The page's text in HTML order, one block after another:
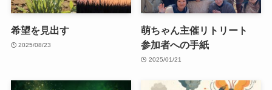
希望を見出す
2025/08/23
萌ちゃん主催リトリート
参加者への手紙
2025/01/21